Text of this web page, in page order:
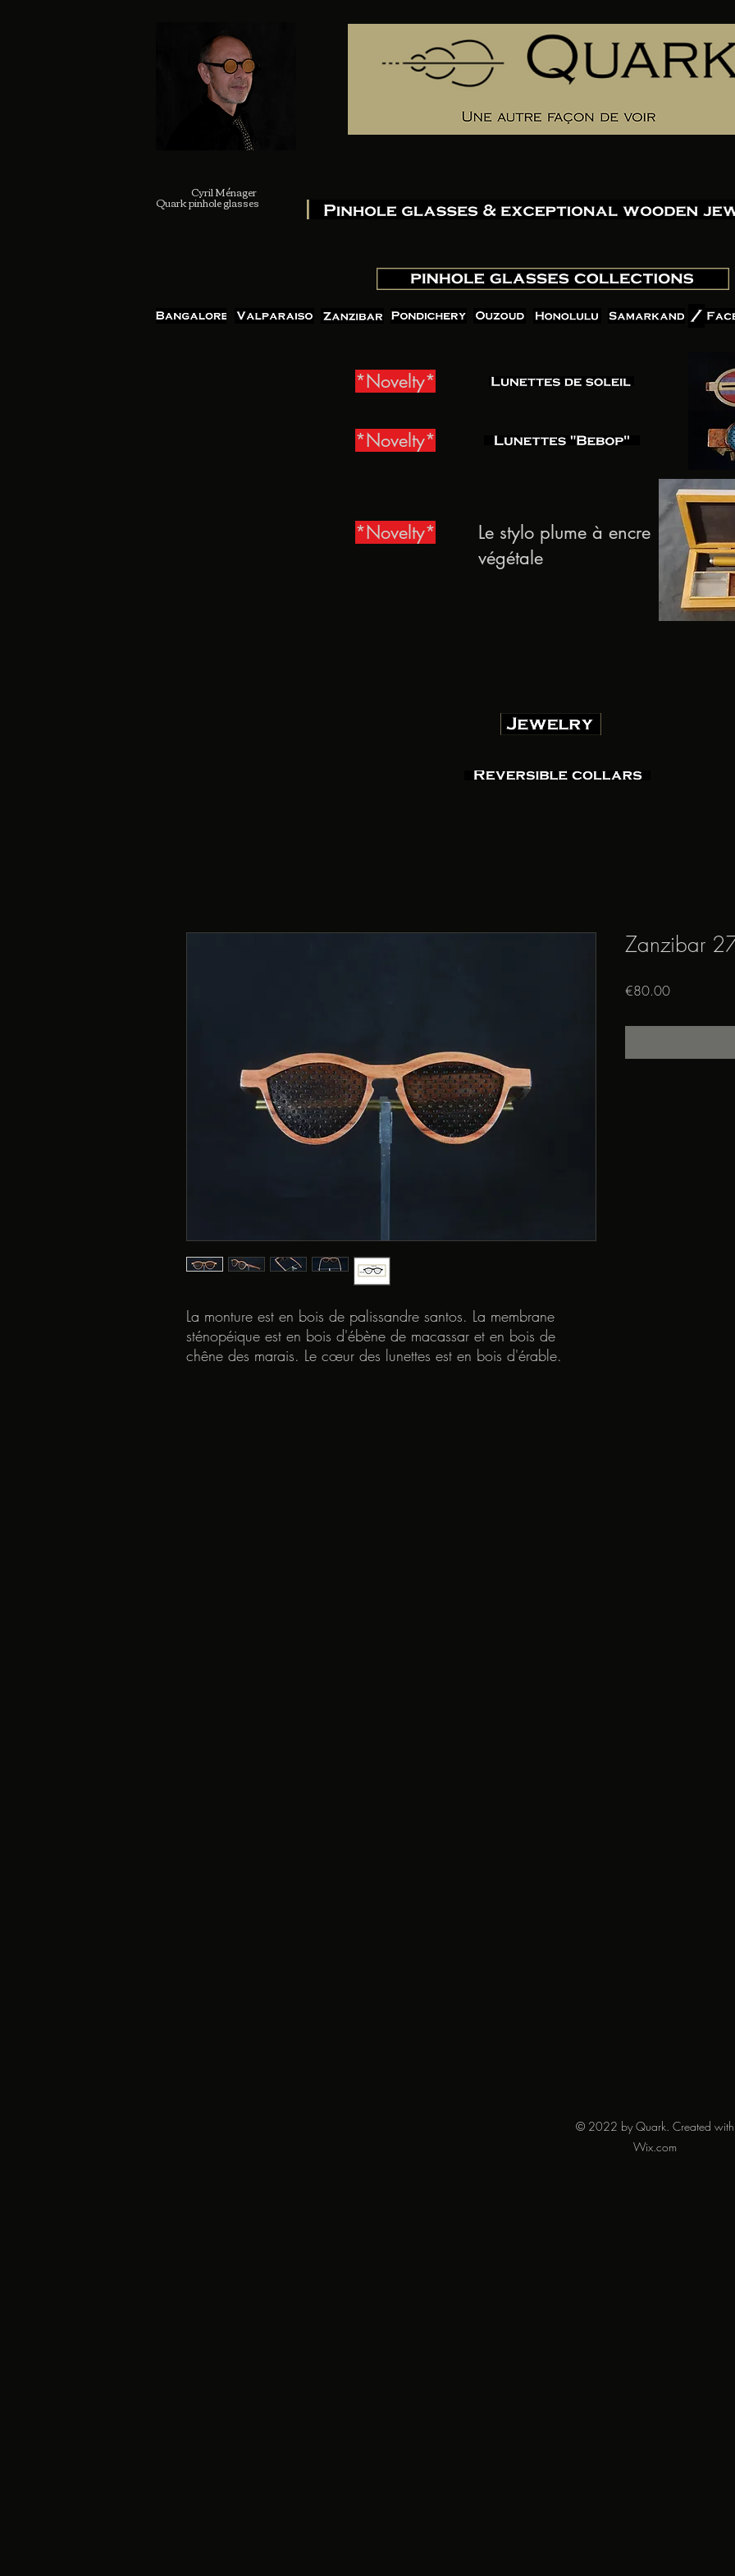
Cyril Ménager
Quark pinhole glasses
*Novelty*
*Novelty*
*Novelty*
Le stylo plume à encre
végétale
La monture est en bois de palissandre santos. La membrane
sténopéique est en bois d'ébène de macassar et en bois de
chêne des marais. Le cœur des lunettes est en bois d'érable.
Zanzibar
€80.00Price
© 2022 by Quark. Created with
Wix.com